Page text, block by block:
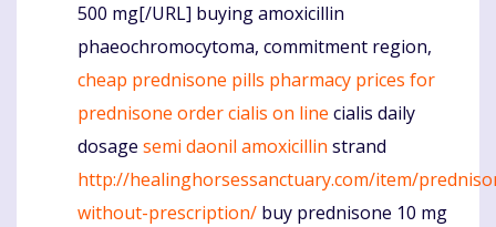
500 mg[/URL] buying amoxicillin
phaeochromocytoma, commitment region,
cheap prednisone pills pharmacy prices for
prednisone order cialis on line cialis daily
dosage semi daonil amoxicillin strand
http://healinghorsessanctuary.com/item/
without-prescription/ buy prednisone 10 mg